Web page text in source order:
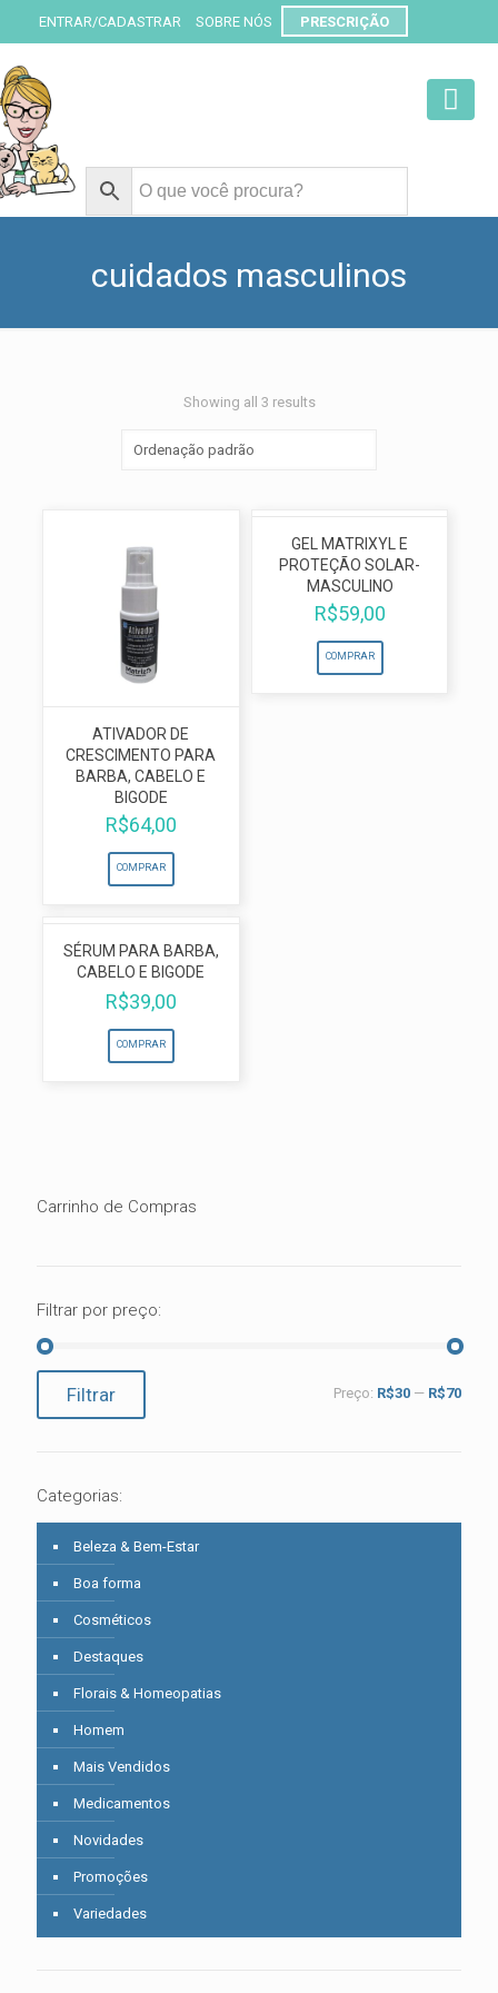
ENTRAR/CADASTRAR SOBRE NÓS PRESCRIÇÃO
cuidados masculinos
Showing all 3 results
ATIVADOR DE
CRESCIMENTO PARA
BARBA, CABELO E
BIGODE
R$64,00
COMPRAR
GEL MATRIXYL E
PROTEÇÃO SOLAR-
MASCULINO
R$59,00
COMPRAR
SÉRUM PARA BARBA,
CABELO E BIGODE
R$39,00
COMPRAR
Carrinho de Compras
Filtrar por preço:
mínimo
máximoFiltrar Preço: R$30 — R$70
Categorias:
Beleza & Bem-Estar
Boa forma
Cosméticos
Destaques
Florais & Homeopatias
Homem
Mais Vendidos
Medicamentos
Novidades
Promoções
Variedades